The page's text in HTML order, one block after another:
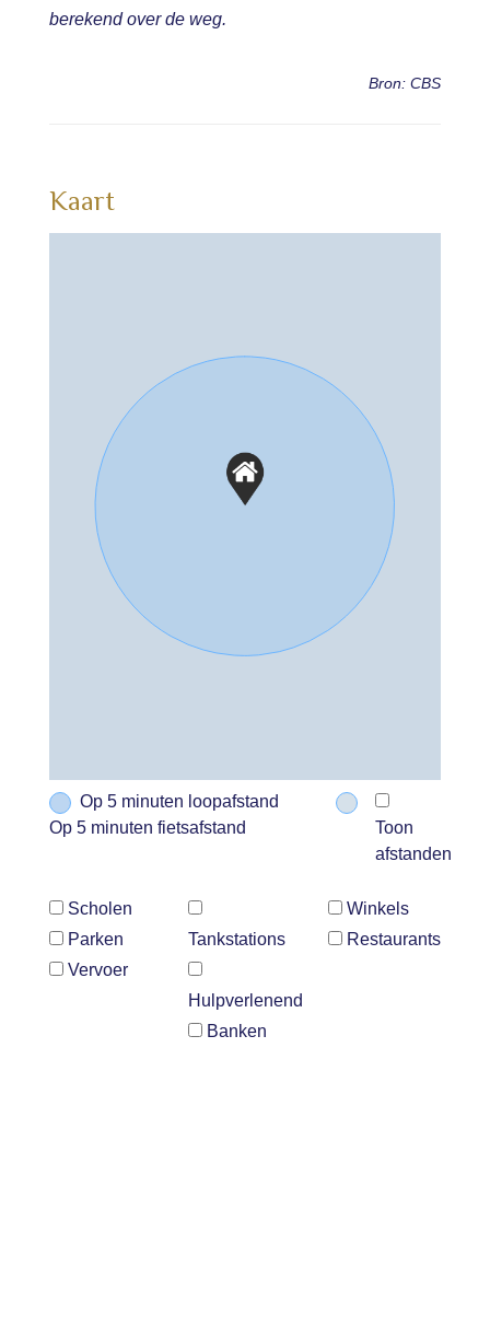
berekend over de weg.
Bron: CBS
Kaart
Op 5 minuten loopafstand
Op 5 minuten fietsafstand
Toon
afstanden
Scholen
Parken
Vervoer
Tankstations
Hulpverlenend
Banken
Winkels
Restaurants